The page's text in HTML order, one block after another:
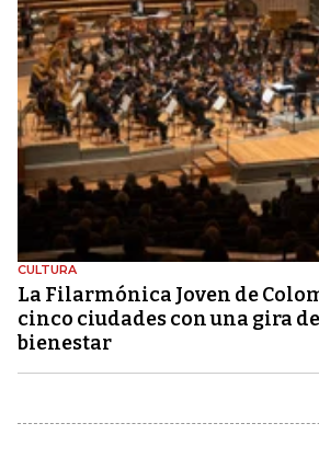
CULTURA
La Filarmónica Joven de
cinco ciudades con una gira
bienestar